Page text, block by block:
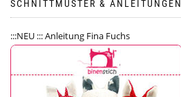
SCHNITTMUSTER & ANLEITUNGEN
:::NEU ::: Anleitung Fina Fuchs